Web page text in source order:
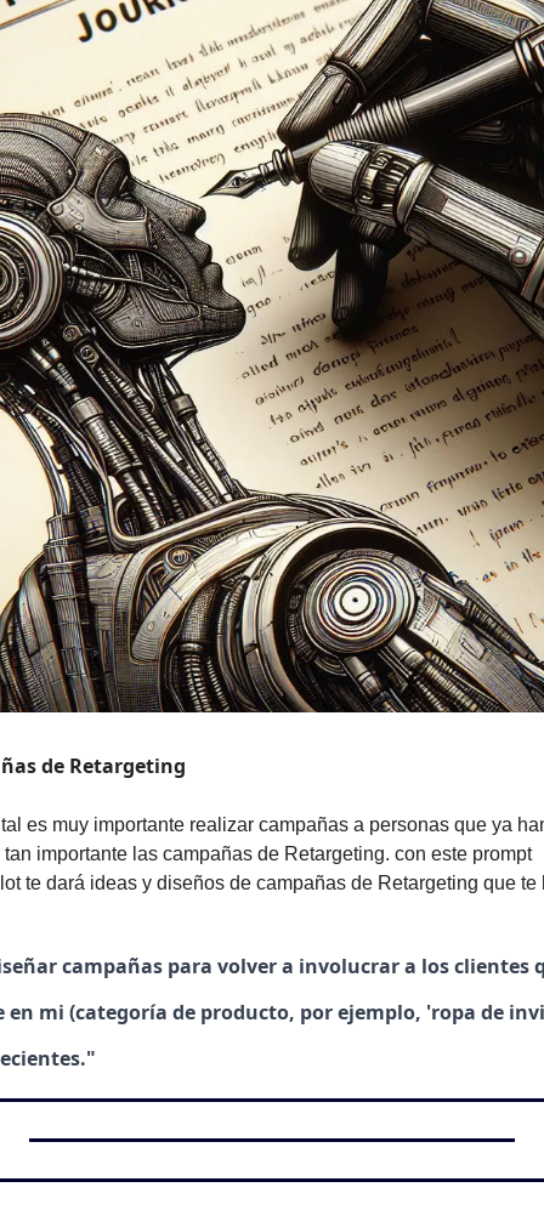
de Retargeting
es muy importante realizar campañas a personas que ya
importante las campañas de Retargeting. con este prompt
te dará ideas y diseños de campañas de Retargeting que te
campañas para volver a involucrar a los clientes
mi (categoría de producto, por ejemplo, 'ropa de